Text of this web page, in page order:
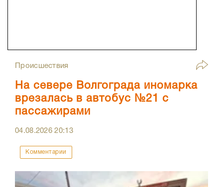
Происшествия
На севере Волгограда иномарка
врезалась в автобус №21 с
пассажирами
04.08.202620:13
Комментарии